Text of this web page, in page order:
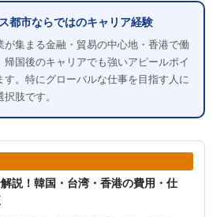
都市ならではのキャリア経験
が集まる金融・貿易の中心地・香港で働
帰国後のキャリアでも強いアピールポイ
す。特にグローバルな仕事を目指す人に
肢です。
説！韓国・台湾・香港の費用・仕